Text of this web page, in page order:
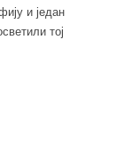
и један
тој